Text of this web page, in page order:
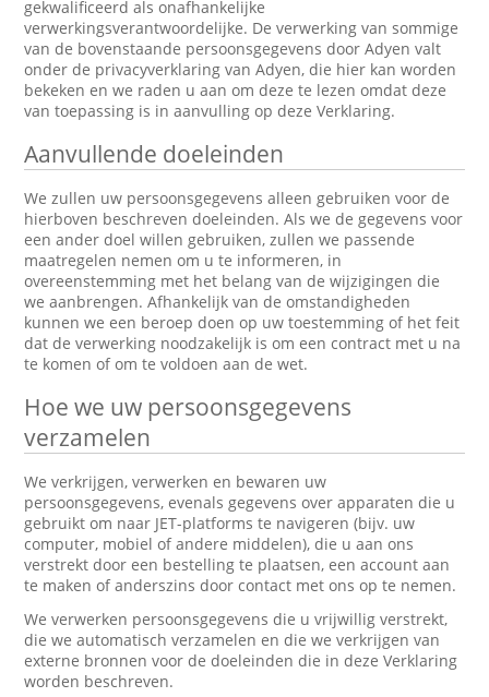
gekwalificeerd als onafhankelijke
verwerkingsverantwoordelijke. De verwerking van sommige
van de bovenstaande persoonsgegevens door Adyen valt
onder de privacyverklaring van Adyen, die hier kan worden
bekeken en we raden u aan om deze te lezen omdat deze
van toepassing is in aanvulling op deze Verklaring.
Aanvullende doeleinden
We zullen uw persoonsgegevens alleen gebruiken voor de
hierboven beschreven doeleinden. Als we de gegevens voor
een ander doel willen gebruiken, zullen we passende
maatregelen nemen om u te informeren, in
overeenstemming met het belang van de wijzigingen die
we aanbrengen. Afhankelijk van de omstandigheden
kunnen we een beroep doen op uw toestemming of het feit
dat de verwerking noodzakelijk is om een contract met u na
te komen of om te voldoen aan de wet.
Hoe we uw persoonsgegevens
verzamelen
We verkrijgen, verwerken en bewaren uw
persoonsgegevens, evenals gegevens over apparaten die u
gebruikt om naar JET-platforms te navigeren (bijv. uw
computer, mobiel of andere middelen), die u aan ons
verstrekt door een bestelling te plaatsen, een account aan
te maken of anderszins door contact met ons op te nemen.
We verwerken persoonsgegevens die u vrijwillig verstrekt,
die we automatisch verzamelen en die we verkrijgen van
externe bronnen voor de doeleinden die in deze Verklaring
worden beschreven.